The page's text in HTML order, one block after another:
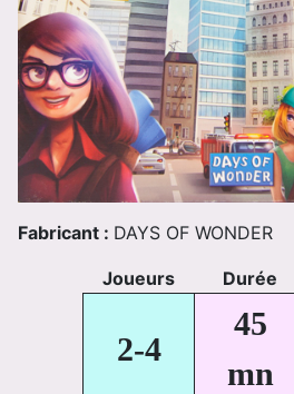
Fabricant : DAYS OF WONDER
Joueurs Durée
2-4
45
mn